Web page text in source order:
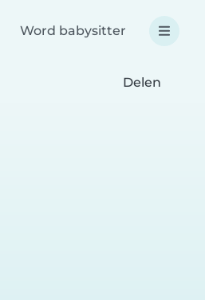
Word babysitter
Delen